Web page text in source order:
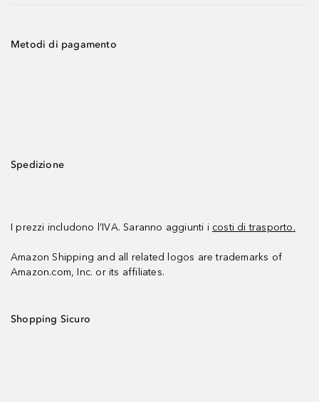
Metodi di pagamento
Spedizione
I prezzi includono l’IVA. Saranno aggiunti i costi di trasporto.
Amazon Shipping and all related logos are trademarks of
Amazon.com, Inc. or its affiliates.
Shopping Sicuro